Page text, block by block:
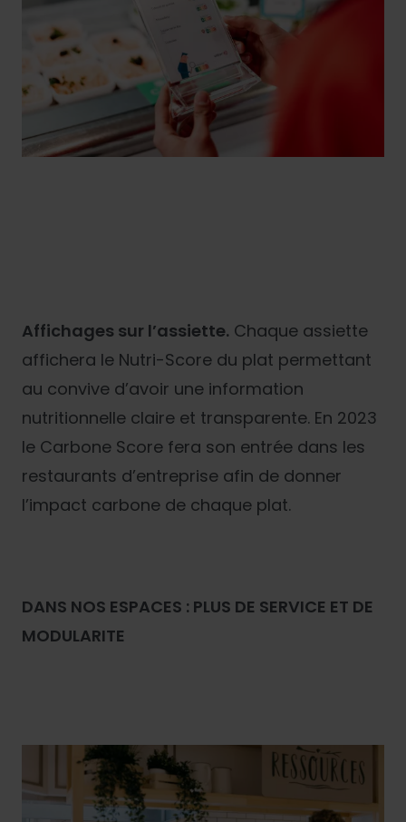
Affichages sur l’assiette. Chaque assiette
affichera le Nutri-Score du plat permettant
au convive d’avoir une information
nutritionnelle claire et transparente. En 2023
le Carbone Score fera son entrée dans les
restaurants d’entreprise afin de donner
l’impact carbone de chaque plat.
DANS NOS ESPACES : PLUS DE SERVICE ET DE
MODULARITE